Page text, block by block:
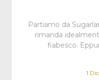
Partiamo da
rimanda
fiabesco.
1